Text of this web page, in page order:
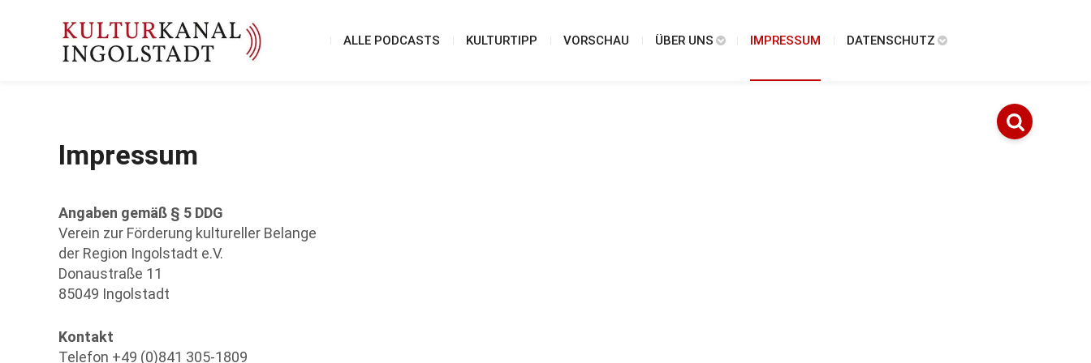
ALLE PODCASTS KULTURTIPP VORSCHAU ÜBER UNS IMPRESSUM DATENSCHUTZ
Impressum
Angaben gemäß § 5 DDG
Verein zur Förderung kultureller Belange
der Region Ingolstadt e.V.
Donaustraße 11
85049 Ingolstadt
Kontakt
Telefon +49 (0)841 305-1809